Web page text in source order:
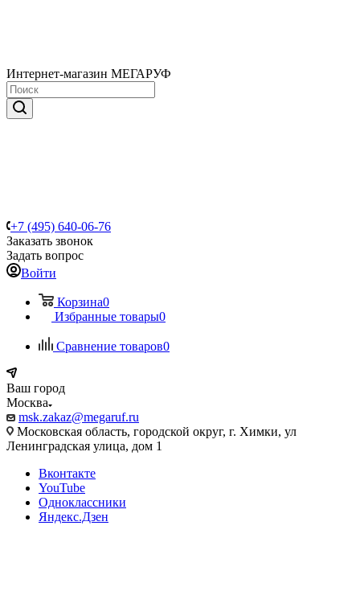
Интернет-магазин МЕГАРУФ
+7 (495) 640-06-76
Заказать звонок
Задать вопрос
Войти
Корзина0
Избранные товары0
Сравнение товаров0
Ваш город
Москва
msk.zakaz@megaruf.ru
Московская область, городской округ, г. Химки, ул
Ленинградская улица, дом 1
Вконтакте
YouTube
Одноклассники
Яндекс.Дзен